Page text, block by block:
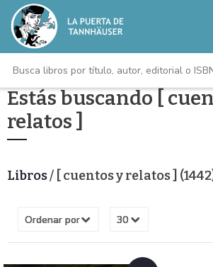
Estás buscando [
relatos ]
Libros/ [ cuentos y relatos ]